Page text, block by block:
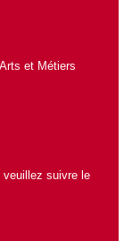
et Métiers
suivre le